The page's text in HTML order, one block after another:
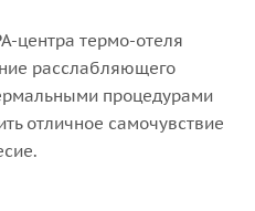
центра термо-отеля
расслабляющего
процедурами
отличное самочувствие